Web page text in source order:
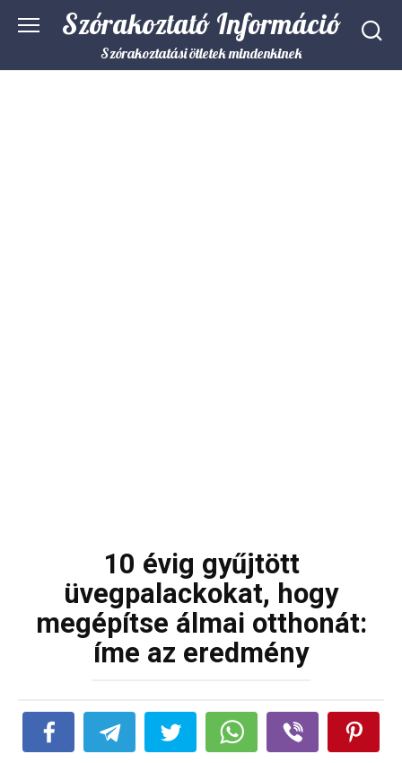
Szórakoztató Információ
Szórakoztatási ötletek mindenkinek
10 évig gyűjtött
üvegpalackokat, hogy
megépítse álmai otthonát:
íme az eredmény